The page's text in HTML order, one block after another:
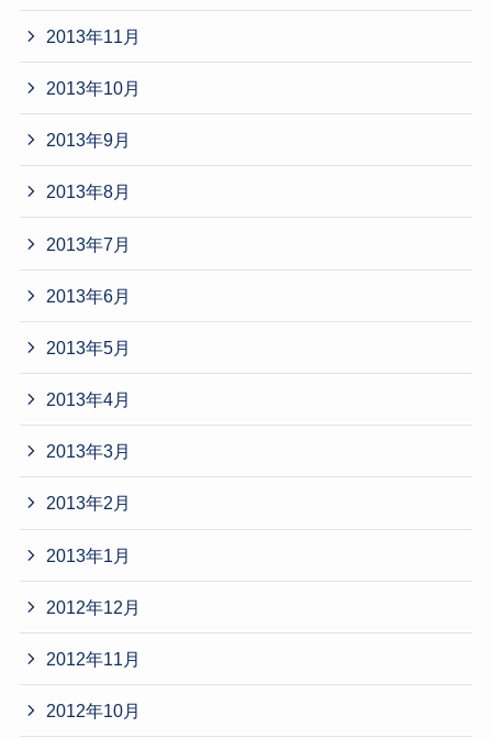
2013年11月
2013年10月
2013年9月
2013年8月
2013年7月
2013年6月
2013年5月
2013年4月
2013年3月
2013年2月
2013年1月
2012年12月
2012年11月
2012年10月